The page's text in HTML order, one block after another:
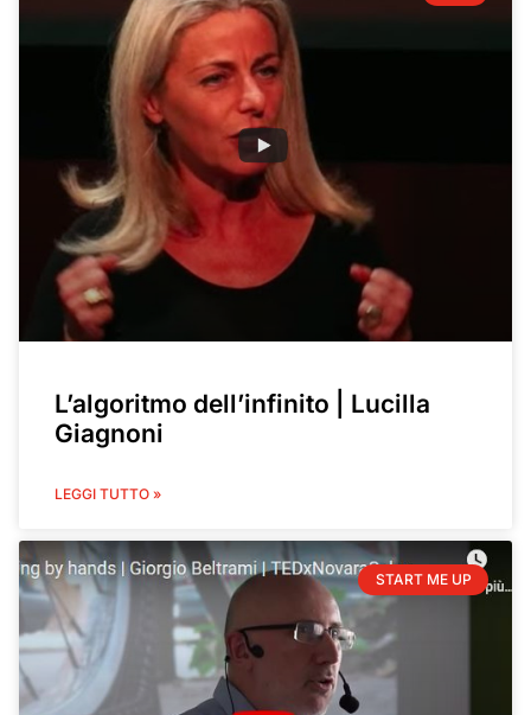
L’algoritmo dell’infinito | Lucilla
Giagnoni
LEGGI TUTTO »
START ME UP